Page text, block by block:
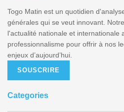
Togo Matin est un quotidien
générales qui se veut innovant.
l'actualité nationale et internationale
professionnalisme pour offrir à nos
enjeux d’aujourd’hui.
SOUSCRIRE
Categories